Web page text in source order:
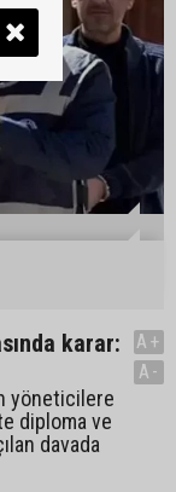
karar:
yöneticilere
diploma ve
davada
A+
A-